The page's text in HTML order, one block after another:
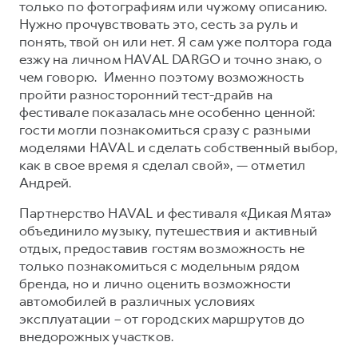
только по фотографиям или чужому описанию.
Нужно прочувствовать это, сесть за руль и
понять, твой он или нет. Я сам уже полтора года
езжу на личном HAVAL DARGO и точно знаю, о
чем говорю. Именно поэтому возможность
пройти разносторонний тест-драйв на
фестивале показалась мне особенно ценной:
гости могли познакомиться сразу с разными
моделями HAVAL и сделать собственный выбор,
как в свое время я сделал свой», — отметил
Андрей.
Партнерство HAVAL и фестиваля «Дикая Мята»
объединило музыку, путешествия и активный
отдых, предоставив гостям возможность не
только познакомиться с модельным рядом
бренда, но и лично оценить возможности
автомобилей в различных условиях
эксплуатации – от городских маршрутов до
внедорожных участков.